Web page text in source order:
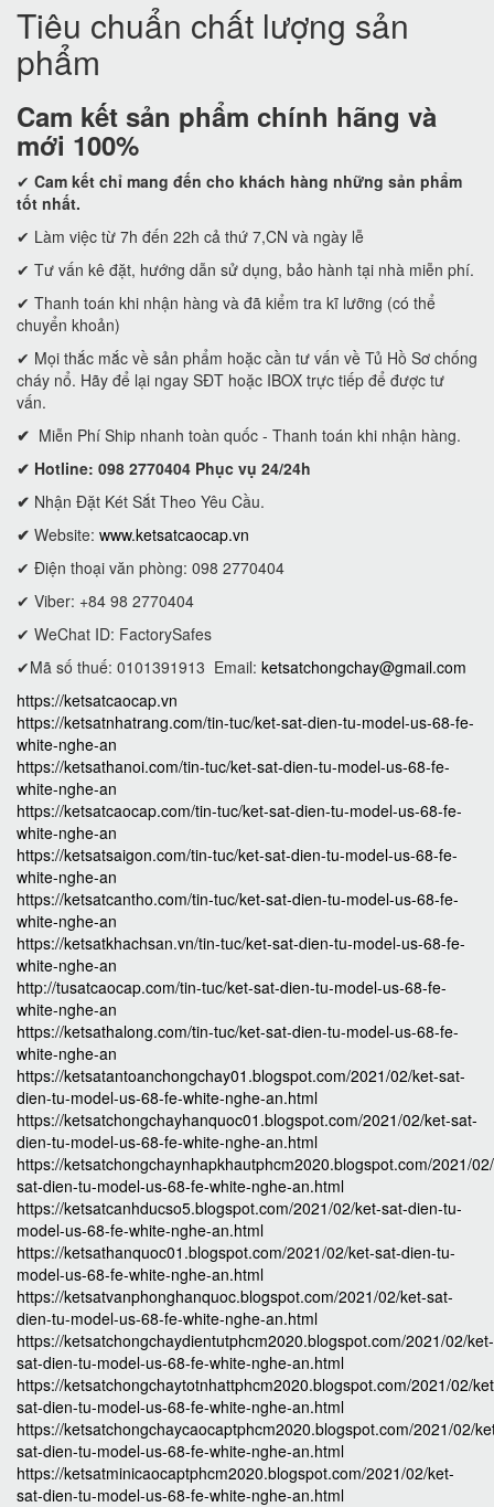
Tiêu chuẩn chất lượng sản
phẩm
Cam kết sản phẩm chính hãng và
mới 100%
✔ Cam kết chỉ mang đến cho khách hàng những sản phẩm
tốt nhất.
✔ Làm việc từ 7h đến 22h cả thứ 7,CN và ngày lễ
✔ Tư vấn kê đặt, hướng dẫn sử dụng, bảo hành tại nhà miễn phí.
✔ Thanh toán khi nhận hàng và đã kiểm tra kĩ lưỡng (có thể
chuyển khoản)
✔ Mọi thắc mắc về sản phẩm hoặc cần tư vấn về Tủ Hồ Sơ chống
cháy nổ. Hãy để lại ngay SĐT hoặc IBOX trực tiếp để được tư
vấn.
✔ Miễn Phí Ship nhanh toàn quốc - Thanh toán khi nhận hàng.
✔ Hotline: 098 2770404 Phục vụ 24/24h
✔ Nhận Đặt Két Sắt Theo Yêu Cầu.
✔ Website: www.ketsatcaocap.vn
✔ Điện thoại văn phòng: 098 2770404
✔ Viber: +84 98 2770404
✔ WeChat ID: FactorySafes
✔Mã số thuế: 0101391913 Email: ketsatchongchay@gmail.com
https://ketsatcaocap.vn
https://ketsatnhatrang.com/tin-tuc/ket-sat-dien-tu-model-us-68-fe-
white-nghe-an
https://ketsathanoi.com/tin-tuc/ket-sat-dien-tu-model-us-68-fe-
white-nghe-an
https://ketsatcaocap.com/tin-tuc/ket-sat-dien-tu-model-us-68-fe-
white-nghe-an
https://ketsatsaigon.com/tin-tuc/ket-sat-dien-tu-model-us-68-fe-
white-nghe-an
https://ketsatcantho.com/tin-tuc/ket-sat-dien-tu-model-us-68-fe-
white-nghe-an
https://ketsatkhachsan.vn/tin-tuc/ket-sat-dien-tu-model-us-68-fe-
white-nghe-an
http://tusatcaocap.com/tin-tuc/ket-sat-dien-tu-model-us-68-fe-
white-nghe-an
https://ketsathalong.com/tin-tuc/ket-sat-dien-tu-model-us-68-fe-
white-nghe-an
https://ketsatantoanchongchay01.blogspot.com/2021/02/ket-sat-
dien-tu-model-us-68-fe-white-nghe-an.html
https://ketsatchongchayhanquoc01.blogspot.com/2021/02/ket-sat-
dien-tu-model-us-68-fe-white-nghe-an.html
https://ketsatchongchaynhapkhautphcm2020.blogspot.com/2021/
sat-dien-tu-model-us-68-fe-white-nghe-an.html
https://ketsatcanhducso5.blogspot.com/2021/02/ket-sat-dien-tu-
model-us-68-fe-white-nghe-an.html
https://ketsathanquoc01.blogspot.com/2021/02/ket-sat-dien-tu-
model-us-68-fe-white-nghe-an.html
https://ketsatvanphonghanquoc.blogspot.com/2021/02/ket-sat-
dien-tu-model-us-68-fe-white-nghe-an.html
https://ketsatchongchaydientutphcm2020.blogspot.com/2021/02/ket-
sat-dien-tu-model-us-68-fe-white-nghe-an.html
https://ketsatchongchaytotnhattphcm2020.blogspot.com/2021/02/
sat-dien-tu-model-us-68-fe-white-nghe-an.html
https://ketsatchongchaycaocaptphcm2020.blogspot.com/2021/02/
sat-dien-tu-model-us-68-fe-white-nghe-an.html
https://ketsatminicaocaptphcm2020.blogspot.com/2021/02/ket-
sat-dien-tu-model-us-68-fe-white-nghe-an.html